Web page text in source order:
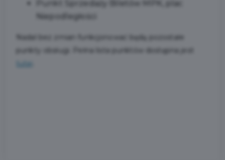
Punkt Sprzedaży Biletów MPK, plac
Niepodległości
Nadal bez zmian funkcjonować będą pozostałe
punkty obsługi. Pełna lista punktów dostępna jest
tutaj